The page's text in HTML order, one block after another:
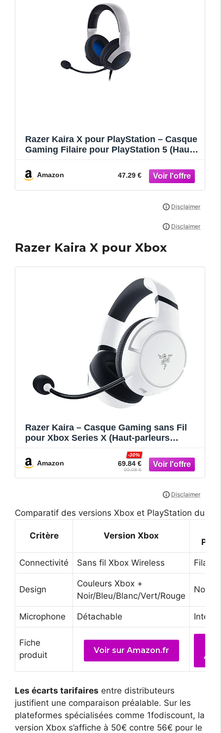
Razer Kaira X pour PlayStation – Casque
Gaming Filaire pour PlayStation 5 (Haut-
Cardioïde HyperClear, Mousse à Mémoire
de pourme Flowknit) Noir-Blanc
Amazon 47.29 €
Razer Kaira X pour Xbox
Razer Kaira – Casque Gaming sans Fil
pour Xbox Series X (Haut-parleurs
HyperClear, sans Fil Xbox, Windows
Sonic) Blanc
Amazon 69.84 €
-30%
99.08 €
Comparatif des versions Xbox et PlayStation du
Critère Version Xbox
Connectivité Sans fil Xbox Wireless Filaire
Design
Couleurs Xbox +
Noir/Bleu/Blanc/Vert/Rouge
Noir
Microphone Détachable Intégré
Fiche
produit
Voir sur Amazon.fr
Les écarts tarifaires entre distributeurs
justifient une comparaison préalable. Sur les
plateformes spécialisées comme 1fodiscount, la
version Xbox s’affiche à 50€ contre 56€ pour le